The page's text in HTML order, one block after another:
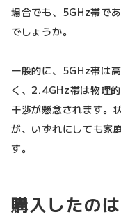
場合でも、5GHz帯で
でしょうか。
一般的に、5GHz帯は
く、2.4GHz帯は物理
干渉が懸念されます。
が、いずれにしても家
す。
購入したの